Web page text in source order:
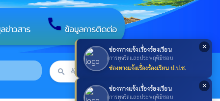
✕
ช่องทางแจ้งเรื่องร้องเรียน
การทุจริตและประพฤติมิชอบ
ช่องทางแจ้งเรื่องร้องเรียน ป.ป.ช.
✕
ช่องทางแจ้งเรื่องร้องเรียน
การทุจริตและประพฤติมิชอบ
ข่าวสาร call ข้อมูลการติดต่อ
search searchค้นหา